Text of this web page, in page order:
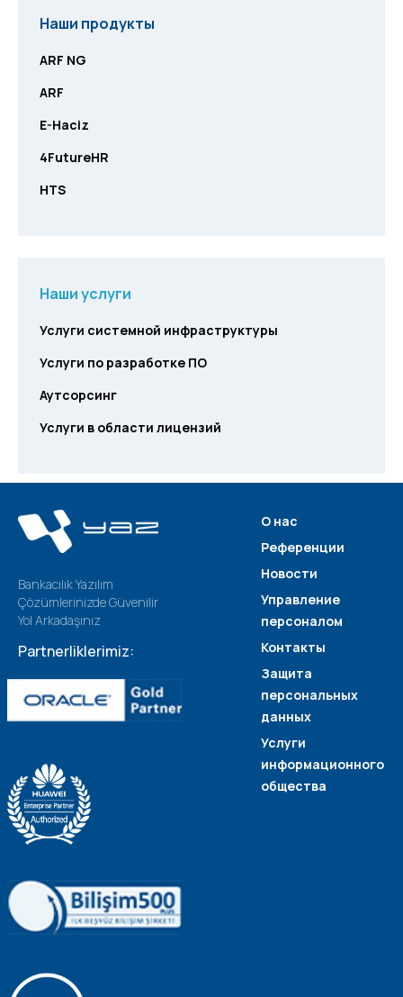
Наши продукты
ARF NG
ARF
E-Haciz
4FutureHR
HTS
Наши услуги
Услуги системной инфраструктуры
Услуги по разработке ПО
Аутсорсинг
Услуги в области лицензий
Bankacılık Yazılım
Çözümlerinizde Güvenilir
Yol Arkadaşınız
Partnerliklerimiz:
О нас
Референции
Новости
Управление
персоналом
Контакты
Защита
персональных
данных
Услуги
информационного
общества